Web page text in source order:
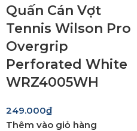
Quấn Cán Vợt
Tennis Wilson Pro
Overgrip
Perforated White
WRZ4005WH
249.000₫
Thêm vào giỏ hàng